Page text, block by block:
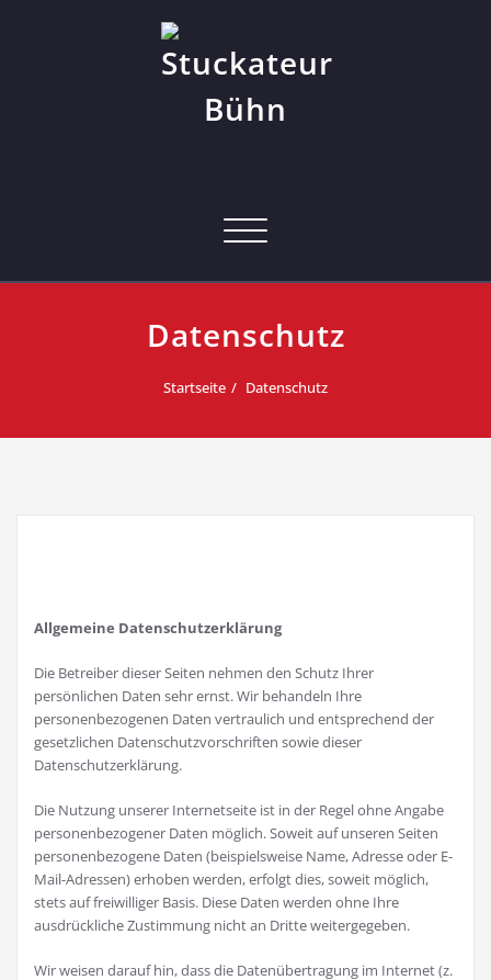
Toggle navigation
Datenschutz
Startseite Datenschutz
Allgemeine Datenschutzerklärung
Die Betreiber dieser Seiten nehmen den Schutz Ihrer
persönlichen Daten sehr ernst. Wir behandeln Ihre
personenbezogenen Daten vertraulich und entsprechend der
gesetzlichen Datenschutzvorschriften sowie dieser
Datenschutzerklärung.
Die Nutzung unserer Internetseite ist in der Regel ohne Angabe
personenbezogener Daten möglich. Soweit auf unseren Seiten
personenbezogene Daten (beispielsweise Name, Adresse oder E-
Mail-Adressen) erhoben werden, erfolgt dies, soweit möglich,
stets auf freiwilliger Basis. Diese Daten werden ohne Ihre
ausdrückliche Zustimmung nicht an Dritte weitergegeben.
Wir weisen darauf hin, dass die Datenübertragung im Internet (z.